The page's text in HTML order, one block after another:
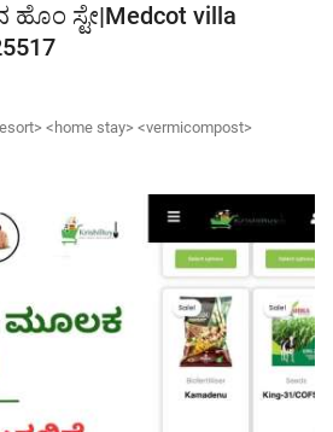
ಹೊಂ ಸ್ಟೇ|Medcot villa
<home stay> <vermicompost>